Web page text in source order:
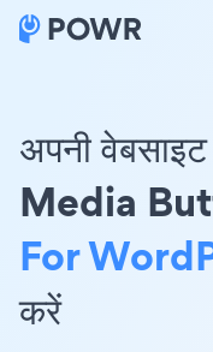
अपनी
Media
For
करें